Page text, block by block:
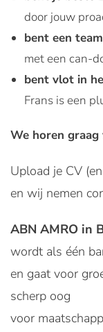
door jouw
bent een
met een can-
bent vlot in
Frans is een
We horen graag
Upload je CV
en wij nemen
ABN AMRO in
wordt als één
en gaat voor
scherp oog
voor